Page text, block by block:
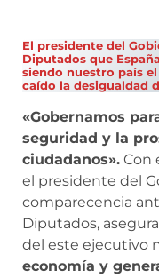
El presidente del
Diputados que
siendo nuestro país
caído la desigualdad
«Gobernamos
seguridad y la
ciudadanos». Con
el presidente del
comparecencia
Diputados,
del este ejecutivo
economía y